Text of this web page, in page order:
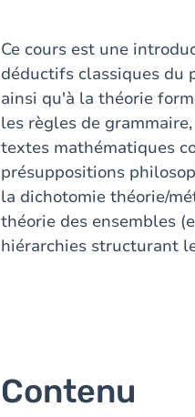
Ce cours est une
déductifs classiques du
ainsi qu'à la théorie
les règles de
textes mathématiques
présuppositions
la dichotomie théorie/
théorie des ensembles
hiérarchies structurant
Contenu